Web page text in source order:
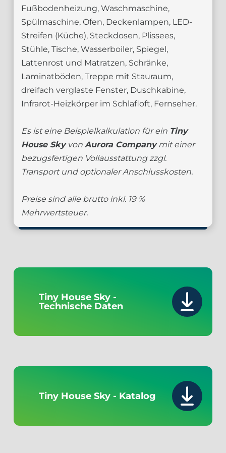
Fußbodenheizung, Waschmaschine,
Spülmaschine, Ofen, Deckenlampen, LED-
Streifen (Küche), Steckdosen, Plissees,
Stühle, Tische, Wasserboiler, Spiegel,
Lattenrost und Matratzen, Schränke,
Laminatböden, Treppe mit Stauraum,
dreifach verglaste Fenster, Duschkabine,
Infrarot-Heizkörper im Schlafloft, Fernseher.
Es ist eine Beispielkalkulation für ein Tiny
House Skyvon Aurora Companymit einer
bezugsfertigen Vollausstattung zzgl.
Transport und optionaler Anschlusskosten.
Preise sind alle brutto inkl. 19 %
Mehrwertsteuer.
Tiny House Sky -
Technische Daten
Tiny House Sky - Katalog